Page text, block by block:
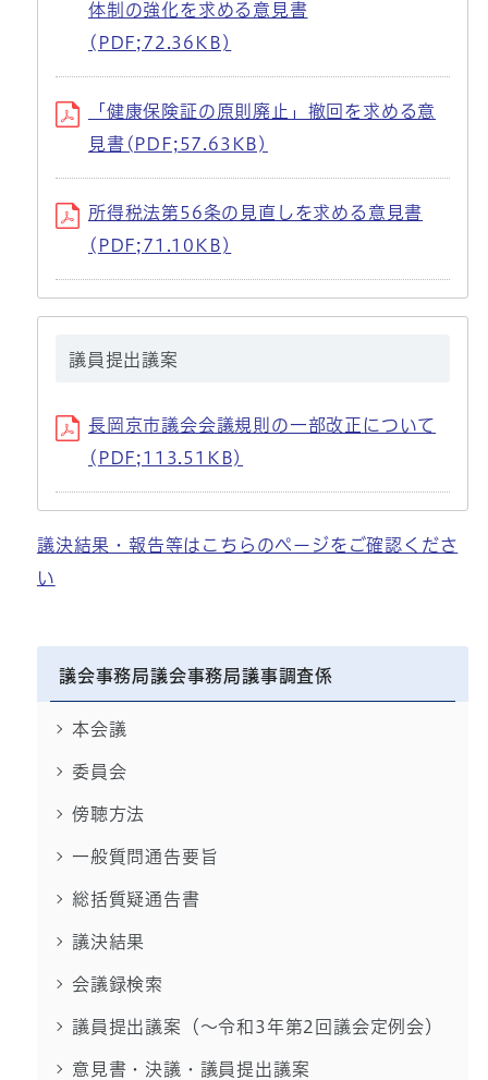
体制の強化を求める意見書
(PDF;72.36KB)
「健康保険証の原則廃止」撤回を求める意
見書(PDF;57.63KB)
所得税法第56条の見直しを求める意見書
(PDF;71.10KB)
議員提出議案
長岡京市議会会議規則の一部改正について
(PDF;113.51KB)
議決結果・報告等はこちらのページをご確認くださ
い
議会事務局議会事務局議事調査係
本会議
委員会
傍聴方法
一般質問通告要旨
総括質疑通告書
議決結果
会議録検索
議員提出議案（～令和3年第2回議会定例会）
意見書・決議・議員提出議案